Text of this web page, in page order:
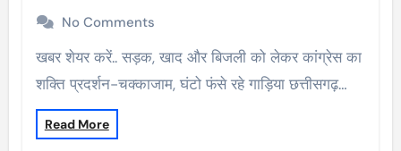
No Comments
खबर शेयर करें.. सड़क, खाद और बिजली को लेकर कांग्रेस का
शक्ति प्रदर्शन-चक्काजाम, घंटो फंसे रहे गाड़िया छत्तीसगढ़…
Read More